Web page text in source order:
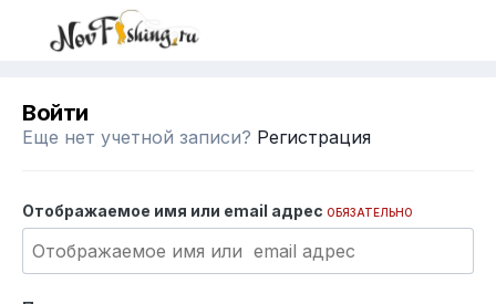
Войти
Еще нет учетной записи? Регистрация
Отображаемое имя или email адрес ОБЯЗАТЕЛЬНО